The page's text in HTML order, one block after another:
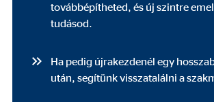
továbbépítheted, és új szintre
tudásod.
Ha pedig újrakezdenél egy
után, segítünk visszatalálni a
Ezek az információk segítségünkre vannak